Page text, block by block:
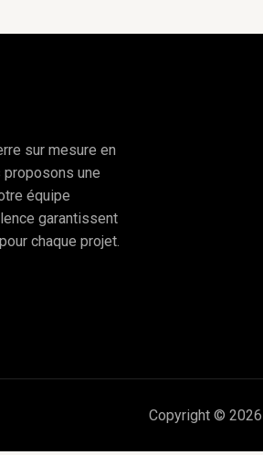
sur mesure en
proposons une
équipe
garantissent
chaque projet.
Copyright © 2026 |